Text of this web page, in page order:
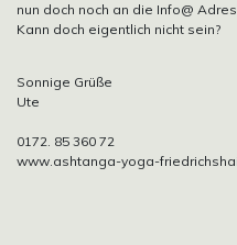
nun doch noch an die Info@
Kann doch eigentlich nicht sein?
Sonnige Grüße
Ute
0172. 85 360 72
www.ashtanga-yoga-